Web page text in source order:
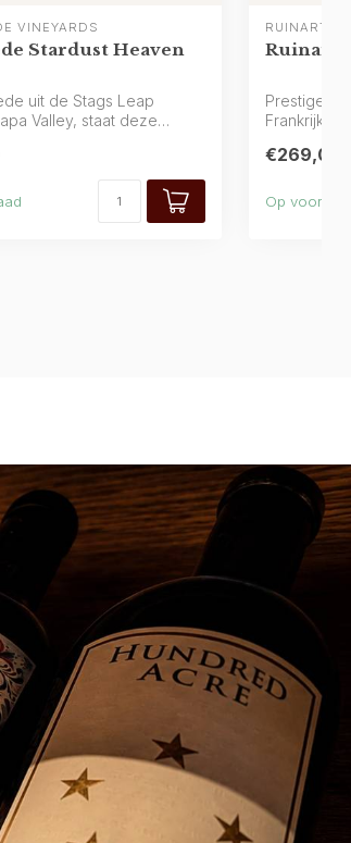
VINEYARDS
Stardust Heaven
uit de Stags Leap
Valley, staat deze
RUINART
Ruinart
Prestige-
Frankrijk,
€269,00
Op